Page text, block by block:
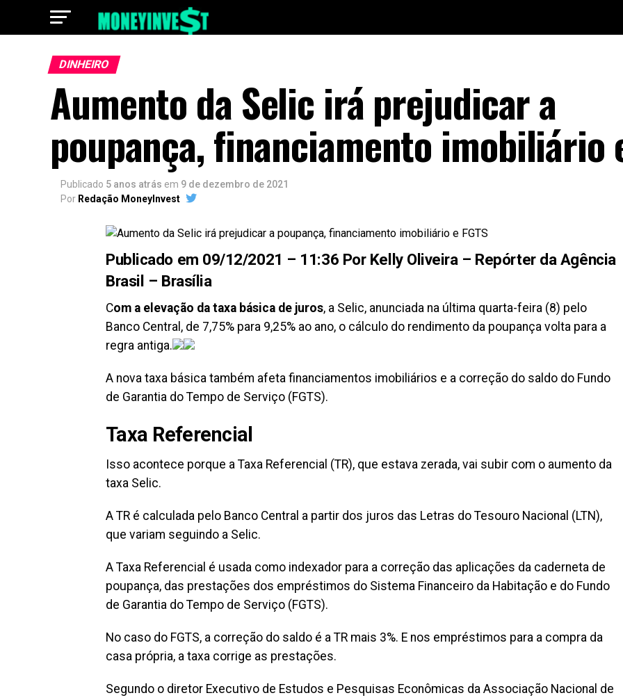
DINHEIRO
Aumento da Selic irá prejudicar a
poupança, financiamento imobiliário
Publicado 5 anos atrás em 9 de dezembro de 2021
Por Redação MoneyInvest
Publicado em 09/12/2021 – 11:36 Por Kelly Oliveira – Repórter da Agência
Brasil – Brasília
Com a elevação da taxa básica de juros, a Selic, anunciada na última quarta-feira (8) pelo
Banco Central, de 7,75% para 9,25% ao ano, o cálculo do rendimento da poupança volta para a
regra antiga.
A nova taxa básica também afeta financiamentos imobiliários e a correção do saldo do Fundo
de Garantia do Tempo de Serviço (FGTS).
Taxa Referencial
Isso acontece porque a Taxa Referencial (TR), que estava zerada, vai subir com o aumento da
taxa Selic.
A TR é calculada pelo Banco Central a partir dos juros das Letras do Tesouro Nacional (LTN),
que variam seguindo a Selic.
A Taxa Referencial é usada como indexador para a correção das aplicações da caderneta de
poupança, das prestações dos empréstimos do Sistema Financeiro da Habitação e do Fundo
de Garantia do Tempo de Serviço (FGTS).
No caso do FGTS, a correção do saldo é a TR mais 3%. E nos empréstimos para a compra da
casa própria, a taxa corrige as prestações.
Segundo o diretor Executivo de Estudos e Pesquisas Econômicas da Associação Nacional de